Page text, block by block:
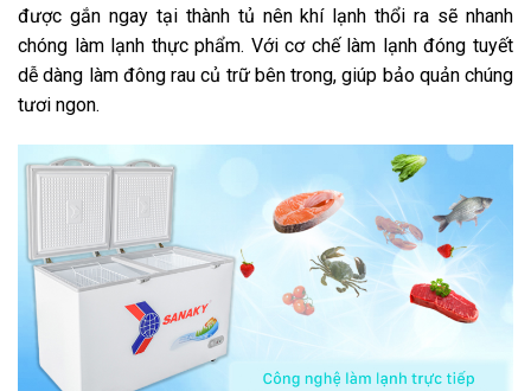
được gắn ngay tại thành tủ nên khí lạnh thổi ra sẽ nhanh
chóng làm lạnh thực phẩm. Với cơ chế làm lạnh đóng tuyết
dễ dàng làm đông rau củ trữ bên trong, giúp bảo quản chúng
tươi ngon.